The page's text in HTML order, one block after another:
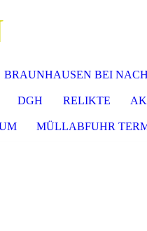
BRAUNHAUSEN BEI
DGH RELIKTE
MÜLLABFUHR